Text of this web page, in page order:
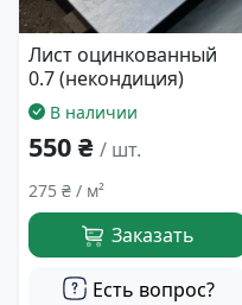
Лист оцинкованный
0.7 (некондиция)
В наличии
550 ₴ / шт.
275 ₴ / м²
Заказать
Есть вопрос?